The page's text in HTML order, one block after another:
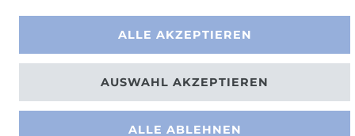
ALLE AKZEPTIEREN
ALLE ABLEHNEN
AUSWAHL AKZEPTIEREN